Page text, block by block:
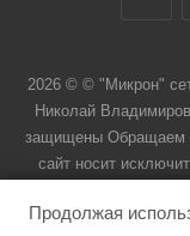
2026 © © "Микрон"
Николай
защищены Обращаем
сайт носит
Продолжая